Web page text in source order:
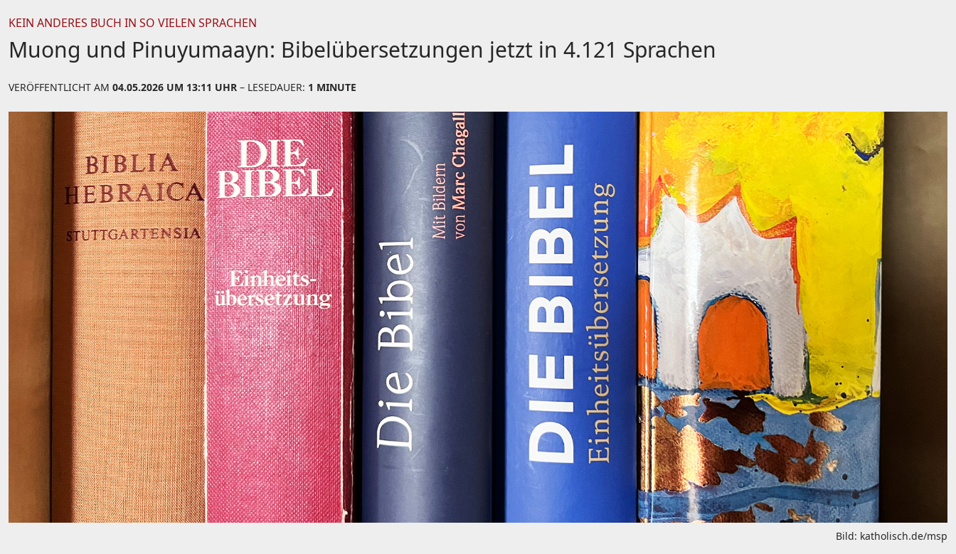
KEIN ANDERES BUCH IN SO VIELEN SPRACHEN
Muong und Pinuyumaayn: Bibelübersetzungen jetzt in 4.121 Sprachen
VERÖFFENTLICHT AM 04.05.2026 UM 13:11 UHR – LESEDAUER: 1 MINUTE
Bild: katholisch.de/msp